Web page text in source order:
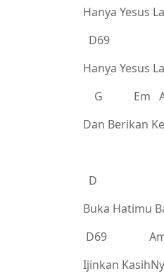
Hanya Yesus
D69
Hanya Yesus
G Em A
Dan Berikan
D
Buka Hatimu
D69 Am
Ijinkan